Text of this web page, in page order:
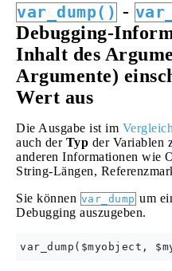
var_dump() -
Debugging-
Inhalt des
Argumente)
Wert aus
Die Ausgabe ist im Vergleich
auch der Typ der Variablen
anderen Informationen wie
String-Längen,
Sie können var_dump um
Debugging auszugeben.